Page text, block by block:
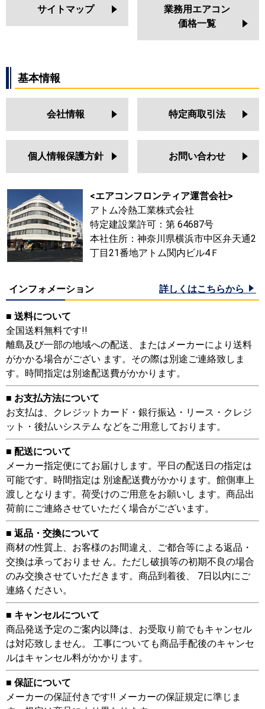
サイトマップ
業務用エアコン
価格一覧
基本情報
会社情報 特定商取引法
個人情報保護方針 お問い合わせ
<エアコンフロンティア運営会社>
アトム冷熱工業株式会社
特定建設業許可：第 64687号
本社住所：神奈川県横浜市中区弁天通2
丁目21番地アトム関内ビル4Ｆ
インフォメーション 詳しくはこちらから
■ 送料について
全国送料無料です!!
離島及び一部の地域への配送、またはメーカーにより送料
がかかる場合がござい ます。その際は別途ご連絡致しま
す。時間指定は別途配送費がかかります。
■ お支払方法について
お支払は、クレジットカード・銀行振込・リース・クレジ
ット・後払いシステム などをご用意しております。
■ 配送について
メーカー指定便にてお届けします。平日の配送日の指定は
可能です。時間指定は 別途配送費がかかります。館側車上
渡しとなります。荷受けのご用意をお願いし ます。商品出
荷前にご連絡させていただく場合がございます。
■ 返品・交換について
商材の性質上、お客様のお間違え、ご都合等による返品・
交換は承っておりませ ん。ただし破損等の初期不良の場合
のみ交換させていただきます。商品到着後、 7日以内にご
連絡ください。
■ キャンセルについて
商品発送予定のご案内以降は、お受取り前でもキャンセル
は対応致しません。 工事についても商品手配後のキャンセ
ルはキャンセル料がかかります。
■ 保証について
メーカーの保証付きです!! メーカーの保証規定に準じま